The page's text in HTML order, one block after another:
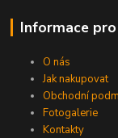
Informace
O nás
Jak nakupovat
Obchodní
Fotogalerie
Kontakty